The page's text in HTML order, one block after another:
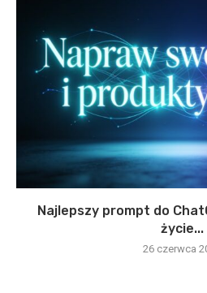
Najlepszy prompt do
życie...
26 czerwca